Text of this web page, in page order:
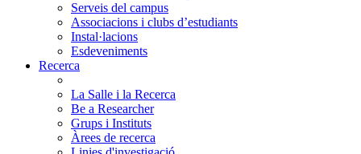
Serveis del campus
Associacions i clubs d’estudiants
Instal·lacions
Esdeveniments
Recerca
La Salle i la Recerca
Be a Researcher
Grups i Instituts
Àrees de recerca